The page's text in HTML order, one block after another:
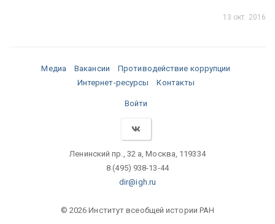
13 окт. 2016
Медиа Вакансии
Противодействие коррупции
Интернет-ресурсы
Контакты
Войти
Ленинский пр., 32 а, Москва, 119334
8 (495) 938-13-44
dir@igh.ru
© 2026 Институт всеобщей истории РАН